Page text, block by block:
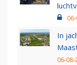
In
06-08-